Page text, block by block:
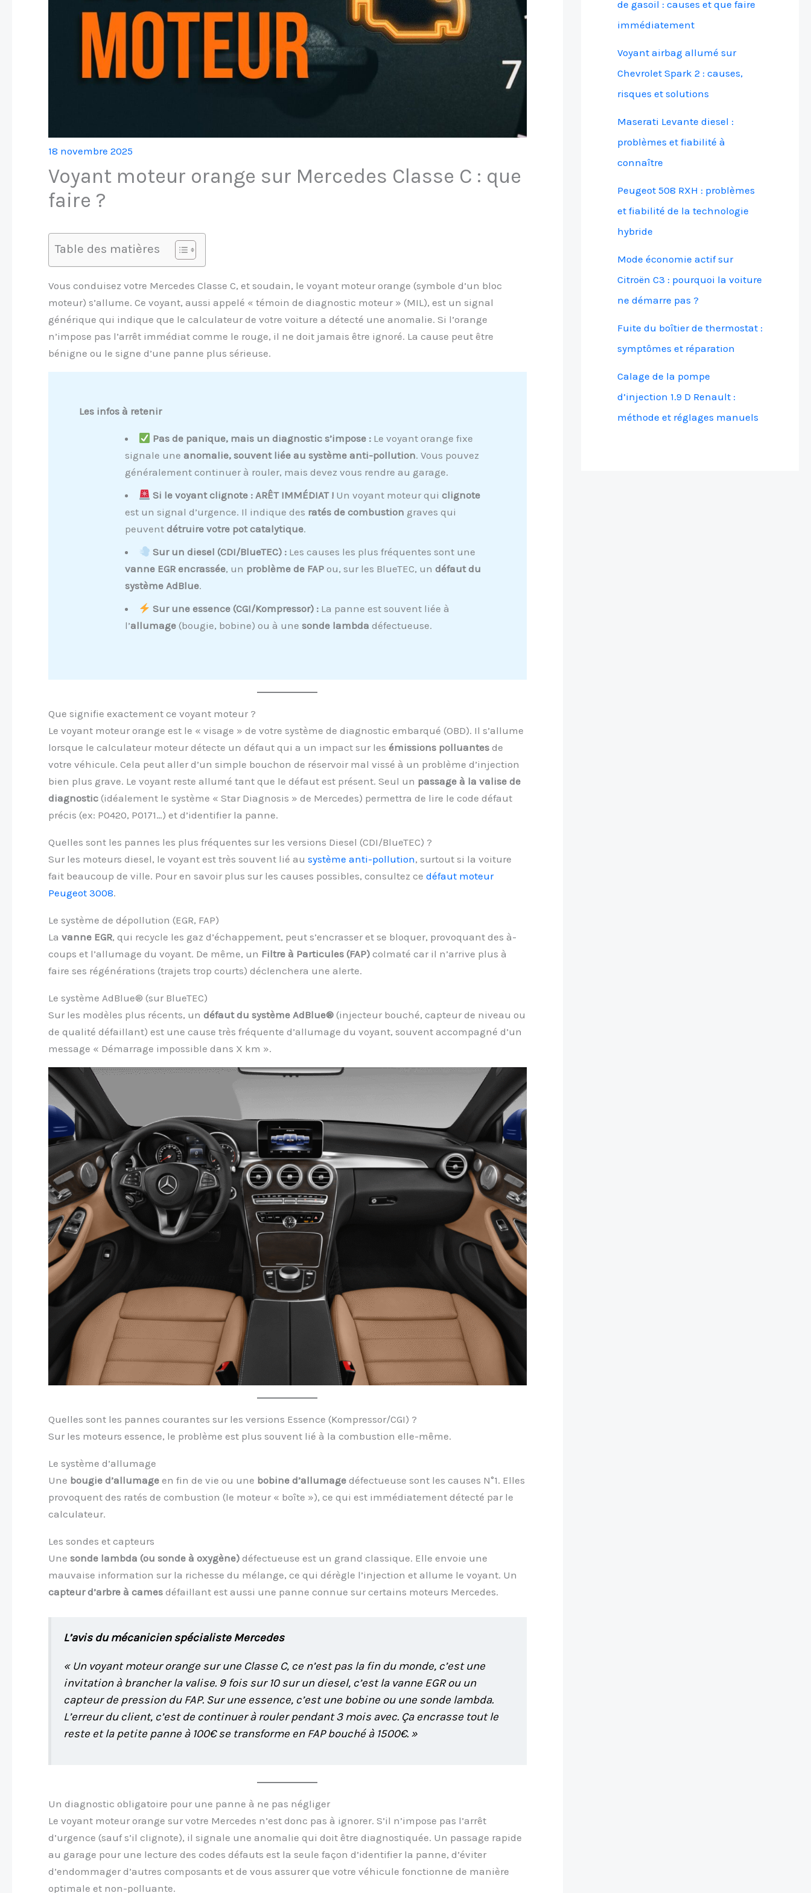
18 novembre 2025
Voyant moteur orange sur Mercedes Classe C : que
faire ?
Table des matières
Vous conduisez votre Mercedes Classe C, et soudain, le voyant moteur orange (symbole d’un bloc
moteur) s’allume. Ce voyant, aussi appelé « témoin de diagnostic moteur » (MIL), est un signal
générique qui indique que le calculateur de votre voiture a détecté une anomalie. Si l’orange
n’impose pas l’arrêt immédiat comme le rouge, il ne doit jamais être ignoré. La cause peut être
bénigne ou le signe d’une panne plus sérieuse.
Les infos à retenir
Pas de panique, mais un diagnostic s’impose : Le voyant orange fixe
signale une anomalie, souvent liée au système anti-pollution. Vous pouvez
généralement continuer à rouler, mais devez vous rendre au garage.
Si le voyant clignote : ARÊT IMMÉDIAT ! Un voyant moteur quiclignote
est un signal d’urgence. Il indique des ratés de combustion graves qui
peuvent détruire votre pot catalytique.
Sur un diesel (CDI/BlueTEC) : Les causes les plus fréquentes sont une
vanne EGR encrassée, un problème de FAP ou, sur les BlueTEC, un défaut du
système AdBlue.
Sur une essence (CGI/Kompressor) : La panne est souvent liée à
l’allumage (bougie, bobine) ou à une sonde lambda défectueuse.
Que signifie exactement ce voyant moteur ?
Le voyant moteur orange est le « visage » de votre système de diagnostic embarqué (OBD). Il s’allume
lorsque le calculateur moteur détecte un défaut qui a un impact sur les émissions polluantes de
votre véhicule. Cela peut aller d’un simple bouchon de réservoir mal vissé à un problème d’injection
bien plus grave. Le voyant reste allumé tant que le défaut est présent. Seul un passage à la valise de
diagnostic (idéalement le système « Star Diagnosis » de Mercedes) permettra de lire le code défaut
précis (ex: P0420, P0171…) et d’identifier la panne.
Quelles sont les pannes les plus fréquentes sur les versions Diesel (CDI/BlueTEC) ?
Sur les moteurs diesel, le voyant est très souvent lié au système anti-pollution, surtout si la voiture
fait beaucoup de ville. Pour en savoir plus sur les causes possibles, consultez ce défaut moteur
Peugeot 3008.
Le système de dépollution (EGR, FAP)
La vanne EGR, qui recycle les gaz d’échappement, peut s’encrasser et se bloquer, provoquant des à-
coups et l’allumage du voyant. De même, un Filtre à Particules (FAP) colmaté car il n’arrive plus à
faire ses régénérations (trajets trop courts) déclenchera une alerte.
Le système AdBlue® (sur BlueTEC)
Sur les modèles plus récents, un défaut du système AdBlue® (injecteur bouché, capteur de niveau ou
de qualité défaillant) est une cause très fréquente d’allumage du voyant, souvent accompagné d’un
message « Démarrage impossible dans X km ».
Quelles sont les pannes courantes sur les versions Essence (Kompressor/CGI) ?
Sur les moteurs essence, le problème est plus souvent lié à la combustion elle-même.
Le système d’allumage
Une bougie d’allumage en fin de vie ou une bobine d’allumage défectueuse sont les causes N°1. Elles
provoquent des ratés de combustion (le moteur « boîte »), ce qui est immédiatement détecté par le
calculateur.
Les sondes et capteurs
Une sonde lambda (ou sonde à oxygène) défectueuse est un grand classique. Elle envoie une
mauvaise information sur la richesse du mélange, ce qui dérègle l’injection et allume le voyant. Un
capteur d’arbre à cames défaillant est aussi une panne connue sur certains moteurs Mercedes.
L’avis du mécanicien spécialiste Mercedes
« Un voyant moteur orange sur une Classe C, ce n’est pas la fin du monde, c’est une
invitation à brancher la valise. 9 fois sur 10 sur un diesel, c’est la vanne EGR ou un
capteur de pression du FAP. Sur une essence, c’est une bobine ou une sonde lambda.
L’erreur du client, c’est de continuer à rouler pendant 3 mois avec. Ça encrasse tout le
reste et la petite panne à 100€ se transforme en FAP bouché à 1500€. »
Un diagnostic obligatoire pour une panne à ne pas négliger
Le voyant moteur orange sur votre Mercedes n’est donc pas à ignorer. S’il n’impose pas l’arrêt
d’urgence (sauf s’il clignote), il signale une anomalie qui doit être diagnostiquée. Un passage rapide
au garage pour une lecture des codes défauts est la seule façon d’identifier la panne, d’éviter
d’endommager d’autres composants et de vous assurer que votre véhicule fonctionne de manière
optimale et non-polluante.
de gasoil : causes et que faire
immédiatement
Voyant airbag allumé sur
Chevrolet Spark 2 : causes,
risques et solutions
Maserati Levante diesel :
problèmes et fiabilité à
connaître
Peugeot 508 RXH : problèmes
et fiabilité de la technologie
hybride
Mode économie actif sur
Citroën C3 : pourquoi la voiture
ne démarre pas ?
Fuite du boîtier de thermostat :
symptômes et réparation
Calage de la pompe
d’injection 1.9 D Renault :
méthode et réglages manuels